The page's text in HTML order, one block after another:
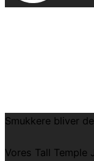
Smukkere bliver
Vores Tall